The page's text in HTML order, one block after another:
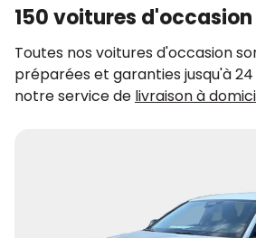
150 voitures
Toutes nos voitures d'occasion
préparées et garanties jusqu'à
notre service de livraison à